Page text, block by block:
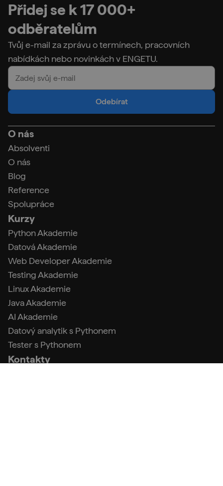
Přidej se k 17 000+
odběratelům
Tvůj e-mail za zprávu o termínech, pracovních
nabídkách nebo novinkách v ENGETU.
Odebírat
O nás
Absolventi
O nás
Blog
Reference
Spolupráce
Kurzy
Python Akademie
Datová Akademie
Web Developer Akademie
Testing Akademie
Linux Akademie
Java Akademie
AI Akademie
Datový analytik s Pythonem
Tester s Pythonem
Kontakty